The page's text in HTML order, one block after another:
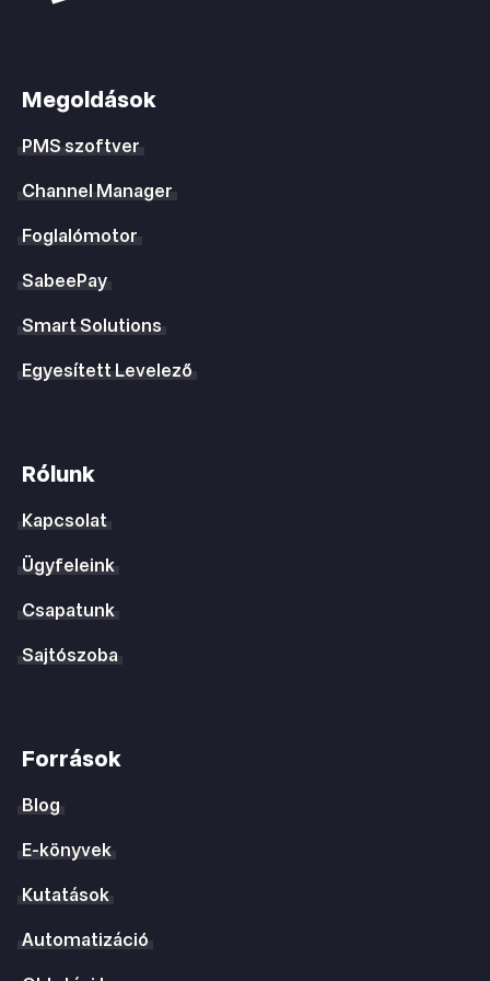
Megoldások
PMS szoftver
Channel Manager
Foglalómotor
SabeePay
Smart Solutions
Egyesített Levelező
Rólunk
Kapcsolat
Ügyfeleink
Csapatunk
Sajtószoba
Források
Blog
E-könyvek
Kutatások
Automatizáció